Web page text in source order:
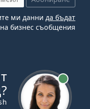
ми данни да бъдат
бизнес съобщения